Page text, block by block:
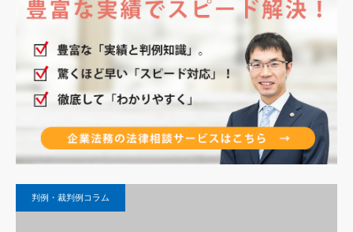
判例・裁判例コラム